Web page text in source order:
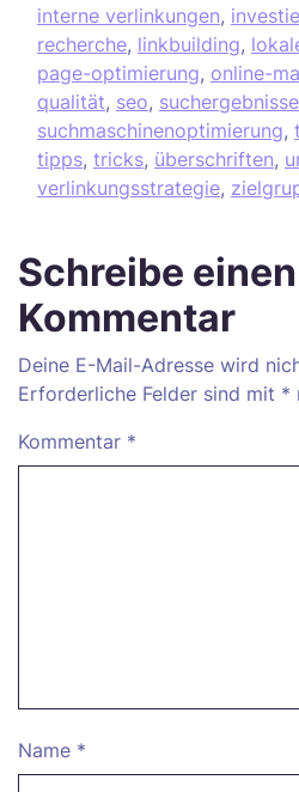
interne verlinkungen,
recherche, linkbuilding,
page-optimierung, online-
qualität, seo, suchergebnisse
suchmaschinenoptimierung,
tipps, tricks, überschriften,
verlinkungsstrategie,
Schreibe einen
Kommentar
Deine E-Mail-Adresse wird
Erforderliche Felder sind mit *
Kommentar *
Name *